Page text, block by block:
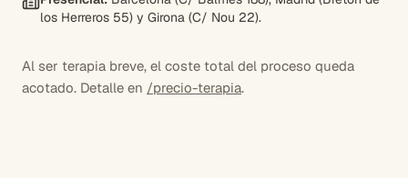
los Herreros 55) y Girona (C/ Nou 22).
Al ser terapia breve, el coste total del proceso queda
acotado. Detalle en /precio-terapia.